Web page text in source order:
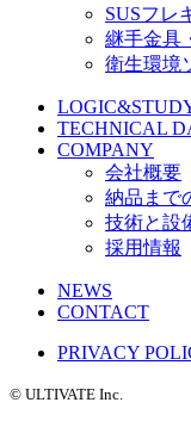
SUSフレ
継手金具
衛生環境
TECHNICAL
COMPANY
会社概要
納品まで
技術と設
採用情報
NEWS
CONTACT
PRIVACY
©️ ULTIVATE Inc.